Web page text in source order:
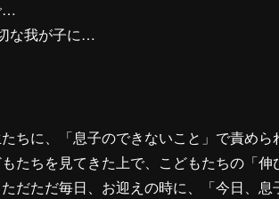
…
な我が子に…
ちに、「息子のできないこと」で責めら
たちを見てきた上で、こどもたちの「
だただ毎日、お迎えの時に、「今日、息